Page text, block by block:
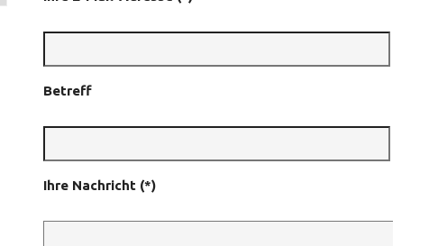
Betreff
Ihre Nachricht (*)